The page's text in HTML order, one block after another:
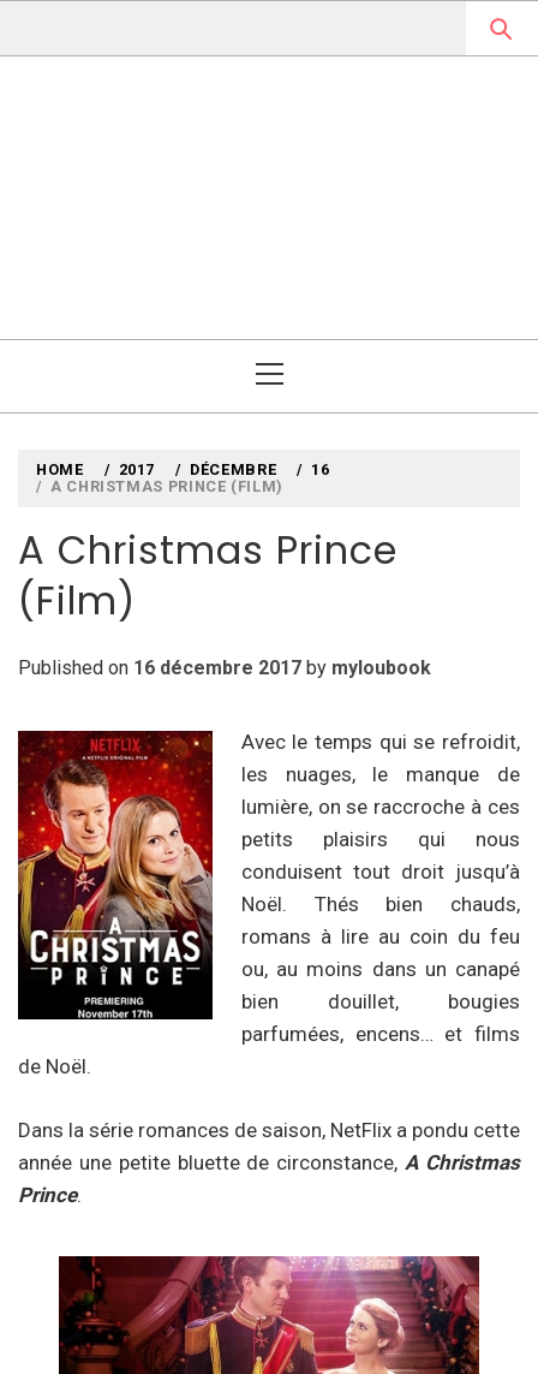
Menu
HOME 2017 DÉCEMBRE
16
A CHRISTMAS PRINCE (FILM)
A Christmas Prince
(Film)
Published on 16 décembre 2017 by myloubook
Avec le temps qui se refroidit,
les nuages, le manque de
lumière, on se raccroche à ces
petits plaisirs qui nous
conduisent tout droit jusqu’à
Noël. Thés bien chauds,
romans à lire au coin du feu
ou, au moins dans un canapé
bien douillet, bougies
parfumées, encens… et films
de Noël.
Dans la série romances de saison, NetFlix a pondu cette
année une petite bluette de circonstance, A Christmas
Prince.